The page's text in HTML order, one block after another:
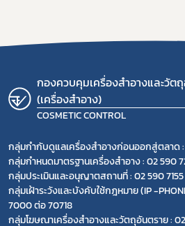
กองควบคุมเครื่องสำอางและวัต
(เครื่องสำอาง)
COSMETIC CONTROL
กลุ่มกำกับดูแลเครื่องสำอางก่อนออกสู่ตลาด
กลุ่มกำหนดมาตรฐานเครื่องสำอาง : 02 590
กลุ่มประเมินและอนุญาตสถานที่ : 02 590 7155
กลุ่มเฝ้าระวังและบังคับใช้กฎหมาย (IP -
7000 ต่อ 70718
กลุ่มโฆษณาเครื่องสำอางและวัตถุอันตราย :